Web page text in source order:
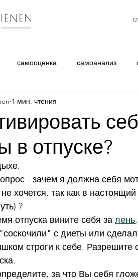
самооценка самоанализ
вопросы
в отпуске?
1 мин. чтения
- зачем я должна себя
хочется, так как в
?
отпуска вините себя за лень
с диеты или
строги к себе. Разрешите
за что Вы себя